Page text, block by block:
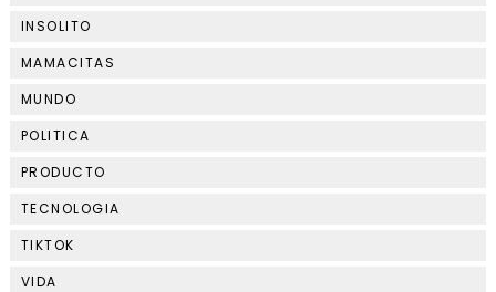
INSOLITO
MAMACITAS
MUNDO
POLITICA
PRODUCTO
TECNOLOGIA
TIKTOK
VIDA